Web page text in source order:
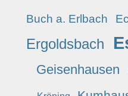
Buch a. Erlbach
Ergoldsbach
Geisenhausen